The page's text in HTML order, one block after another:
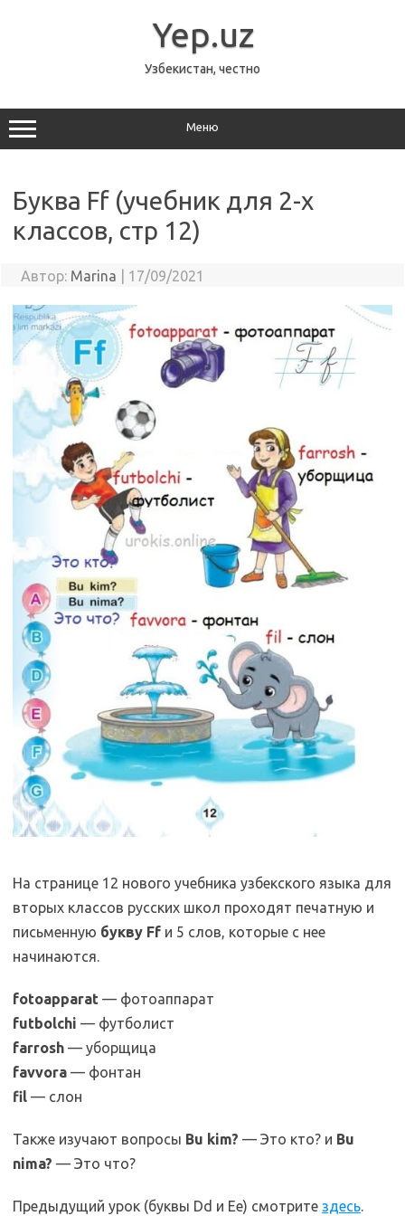
Yep.uz
Узбекистан, честно
Меню
Буква Ff (учебник для 2-х
классов, стр 12)
Автор: Marina 17/09/2021
На странице 12 нового учебника узбекского языка для
вторых классов русских школ проходят печатную и
письменную букву Ff и 5 слов, которые с нее
начинаются.
fotoapparat — фотоаппарат
futbolchi — футболист
farrosh — уборщица
favvora — фонтан
fil — слон
Также изучают вопросы Bu kim? — Это кто? и Bu
nima? — Это что?
Предыдущий урок (буквы Dd и Ee) смотрите здесь.